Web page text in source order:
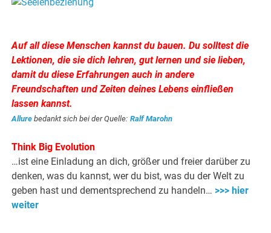
Auf all diese Menschen kannst du bauen. Du solltest die
Lektionen, die sie dich lehren, gut lernen und sie lieben,
damit du diese Erfahrungen auch in andere
Freundschaften und Zeiten deines Lebens einfließen
lassen kannst.
Allure bedankt sich bei der Quelle: Ralf Marohn
Think Big Evolution
…ist eine Einladung an dich, größer und freier darüber zu
denken, was du kannst, wer du bist, was du der Welt zu
geben hast und dementsprechend zu handeln… >>> hier
weiter